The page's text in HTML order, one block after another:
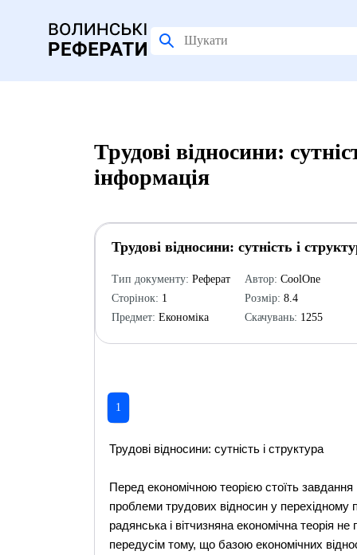
Трудові відносини:
інформація
Трудові відносини: сутність і
Тип документу: Реферат
Сторінок: 1
Предмет: Економіка
Автор: CoolOne
Розмір: 8.4
Скачувань: 1255
1
Трудові відносини: сутність і структура
Перед економічною теорією стоїть завдання
проблеми трудових відносин у перехідному
радянська і вітчизняна економічна теорія
передусім тому, що базою економічних